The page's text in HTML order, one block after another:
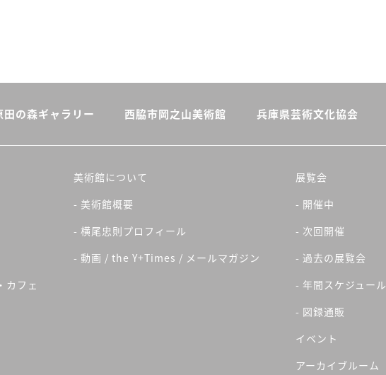
田の森ギャラリー 西脇市岡之山美術館 兵庫県芸術文化協会
カフェ
美術館について
- 美術館概要
- 横尾忠則プロフィール
- 動画 / the Y+Times / メールマガジン
展覧会
- 開催中
- 次回開催
- 過去の展覧会
- 年間スケジュール
- 図録通販
イベント
アーカイブルーム